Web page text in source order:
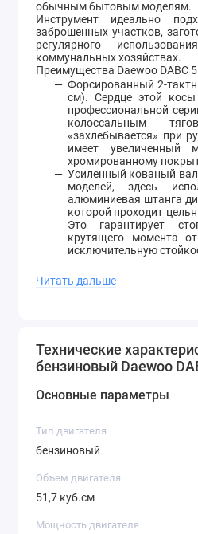
обычным бытовым моделям.
Инструмент идеально
заброшенных участков,
регулярного
коммунальных хозяйствах.
Преимущества Daewoo DABC
Форсированный 2-
см). Сердце этой
профессиональной
колоссальным
«захлебывается» при
имеет увеличенный
хромированному
Усиленный кованый
моделей, здесь
алюминиевая штанга
которой проходит
Это гарантирует
крутящего момента
исключительную
Ударопрочная шпуля
скашивания
деревьев, малину,
Система плавного
запуск тяжелого и
без рывков.
физических усилий.
ребра охлаждения
перегрева даже при
пиковых оборотах в
Велосипедная (U-
позволяет совершать
Читать дальше
Технические
бензиновый Daewoo
Основные параметры
Тип двигателя
бензиновый
Объем двигателя
51,7 куб.см
Мощность двигателя